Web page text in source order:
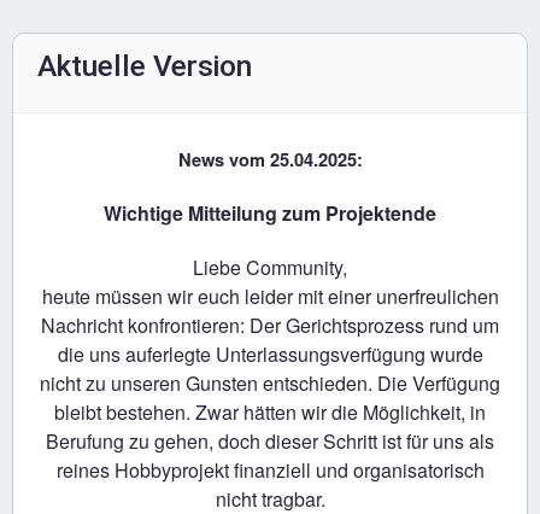
Aktuelle Version
News vom 25.04.2025:
Wichtige Mitteilung zum Projektende
Liebe Community,
heute müssen wir euch leider mit einer unerfreulichen
Nachricht konfrontieren: Der Gerichtsprozess rund um
die uns auferlegte Unterlassungsverfügung wurde
nicht zu unseren Gunsten entschieden. Die Verfügung
bleibt bestehen. Zwar hätten wir die Möglichkeit, in
Berufung zu gehen, doch dieser Schritt ist für uns als
reines Hobbyprojekt finanziell und organisatorisch
nicht tragbar.